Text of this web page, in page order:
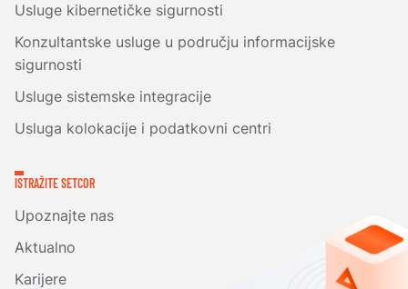
Usluge kibernetičke sigurnosti
Konzultantske usluge u području informacijske
sigurnosti
Usluge sistemske integracije
Usluga kolokacije i podatkovni centri
ISTRAŽITE SETCOR
Upoznajte nas
Aktualno
Karijere